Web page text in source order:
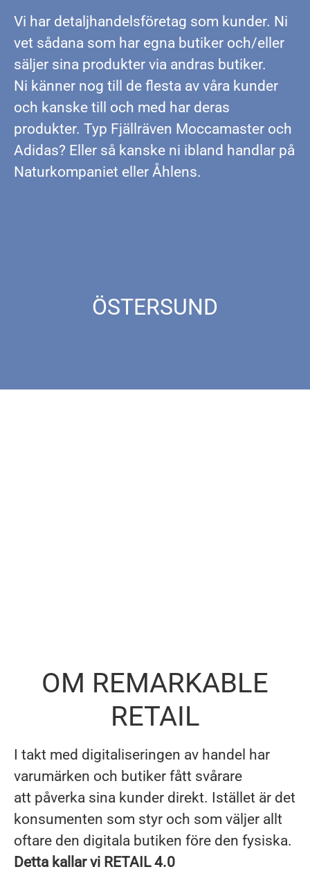
Vi har detaljhandelsföretag som kunder. Ni
vet sådana som har egna butiker och/eller
säljer sina produkter via andras butiker.
Ni känner nog till de flesta av våra kunder
och kanske till och med har deras
produkter. Typ Fjällräven Moccamaster och
Adidas? Eller så kanske ni ibland handlar på
Naturkompaniet eller Åhlens.
ÖSTERSUND
OM REMARKABLE
RETAIL
I takt med digitaliseringen av handel har
varumärken och butiker fått svårare
att påverka sina kunder direkt. Istället är det
konsumenten som styr och som väljer allt
oftare den digitala butiken före den fysiska.
Detta kallar vi RETAIL 4.0